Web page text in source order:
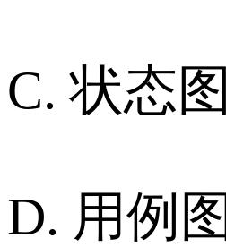
C. 状态图
D. 用例图